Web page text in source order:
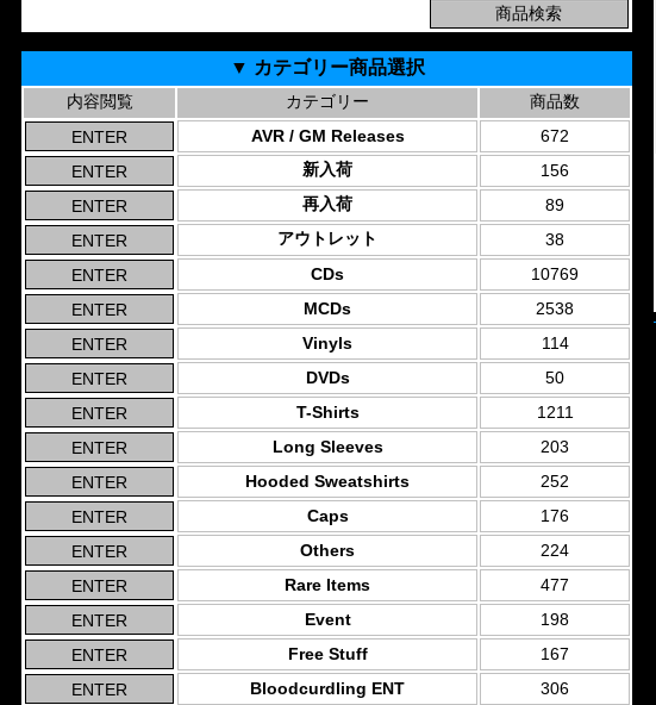
▼ カテゴリー商品選択
内容閲覧 カテゴリー
商品数
AVR / GM Releases
672
新入荷
156
再入荷
89
アウトレット
38
CDs
10769
MCDs
2538
Vinyls
114
DVDs
50
T-Shirts
1211
Long Sleeves
203
Hooded Sweatshirts
252
Caps
176
Others
224
Rare Items
477
Event
198
Free Stuff
167
Bloodcurdling ENT
306